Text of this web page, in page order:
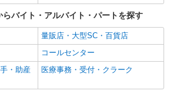
候補）：月給300,000円〜 ※試用期間中は
円〜 ★固定残業手当：30,800円（月給に
業時間は1ヶ月
20時間、超過時は追加で残業手当支給 ※月
まで交通費支給 ※試用期間（2〜3ヶ月）も
／住宅手当（実家外かつ賃貸の場合のみ別
類はエリアにより異なります。詳細は面接
新宿店≫ 東京都新宿区歌舞伎町1丁目 靖国
新宿サブナード地下街内412区画
詳細を見る
す
ッション・アパレル
バイト・アルバイト・パートを探す
量販店・大型SC・百貨店
コールセンター
・助産
医療事務・受付・クラーク